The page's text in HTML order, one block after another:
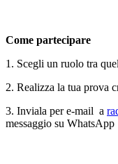
Come partecipare
1. Scegli un ruolo tra
2. Realizza la tua prova
3. Inviala per e-mail a
messaggio su